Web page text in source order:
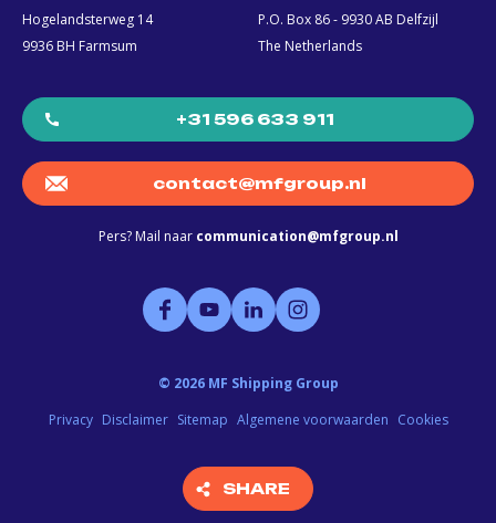
Hogelandsterweg 14
9936 BH Farmsum
P.O. Box 86 - 9930 AB Delfzijl
The Netherlands
+31 596 633 911
contact@mfgroup.nl
Pers? Mail naar communication@mfgroup.nl
© 2026 MF Shipping Group
Privacy Disclaimer Sitemap Algemene voorwaarden Cookies
SHARE